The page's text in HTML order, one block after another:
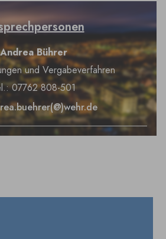
Andrea Bührer
und Vergabeverfahren
07762 808-501